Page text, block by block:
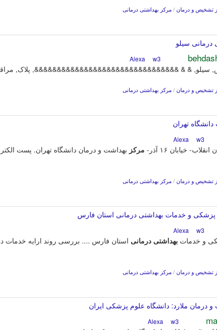
تشخیص و درمان / مرکز بهداشتی درمانی
درمانی سيلو
w3
سيلو, & & &&&&&&&&&&&&&&&&&&&&&&&&&&&&&&&&, پلاک,
تشخیص و درمان / مرکز بهداشتی درمانی
تهران
w3
خیابان ۱۶ آذر- مرکز
تشخیص و درمان / مرکز بهداشتی درمانی
پزشکی و خدمات بهداشتی درمانی استان فارس
w3
و خدمات بهداشتی درمانی استان فارس .... بررسی روند ارایه خدمات
تشخیص و درمان / مرکز بهداشتی درمانی
درمان ملارد: دانشگاه علوم پزشکی ایران
w3